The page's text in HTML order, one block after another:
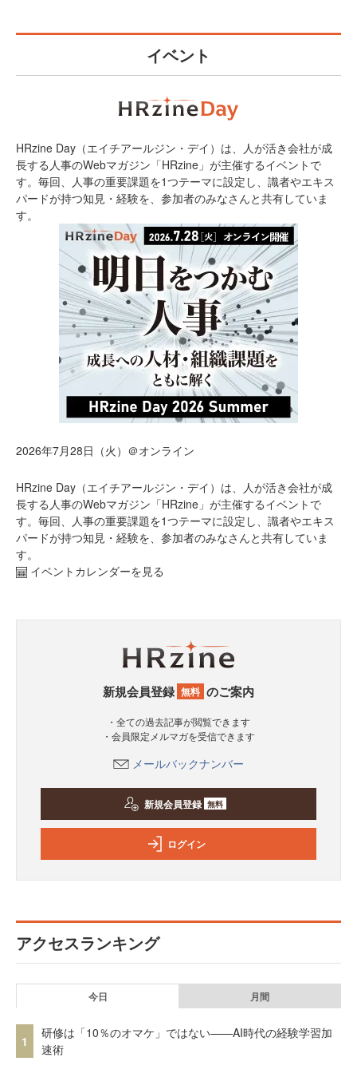
イベント
HRzine Day（エイチアールジン・デイ）は、人が活き会社が成
長する人事のWebマガジン「HRzine」が主催するイベントで
す。毎回、人事の重要課題を1つテーマに設定し、識者やエキス
パードが持つ知見・経験を、参加者のみなさんと共有していま
す。
2026年7月28日（火）＠オンライン
HRzine Day（エイチアールジン・デイ）は、人が活き会社が成
長する人事のWebマガジン「HRzine」が主催するイベントで
す。毎回、人事の重要課題を1つテーマに設定し、識者やエキス
パードが持つ知見・経験を、参加者のみなさんと共有していま
す。
イベントカレンダーを見る
新規会員登録 無料 のご案内
・全ての過去記事が閲覧できます
・会員限定メルマガを受信できます
メールバックナンバー
新規会員登録 無料
ログイン
アクセスランキング
今日 月間
1
研修は「10％のオマケ」ではない——AI時代の経験学習加
速術